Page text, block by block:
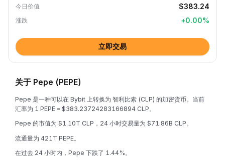
今日价值 $383.24
涨跌 +0.00%
立即交易
关于 Pepe (PEPE)
Pepe 是一种可以在 Bybit 上转换为 智利比索 (CLP) 的加密货币。当前
汇率为 1 PEPE = $383.23724283166894 CLP。
Pepe 的市值为 $1.10T CLP，24 小时交易量为 $71.86B CLP。
流通量为 421T PEPE。
在过去 24 小时内，Pepe 下跌了 1.44%。